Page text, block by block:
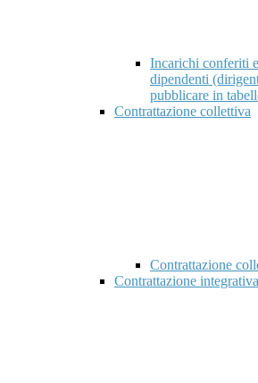
Incarichi conferiti
dipendenti
pubblicare in
Contrattazione collettiva
Contrattazione
Contrattazione integrativa